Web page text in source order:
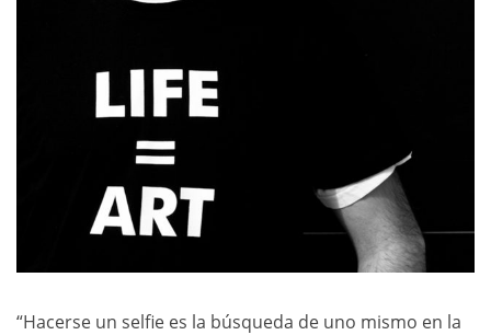
“Hacerse un selfie es la búsqueda de uno mismo en la